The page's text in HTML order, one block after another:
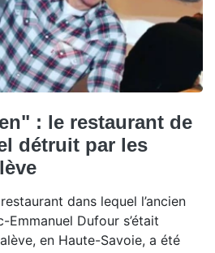
: le restaurant de
détruit par les
dans lequel l’ancien
Emmanuel Dufour s’était
en Haute-Savoie, a été